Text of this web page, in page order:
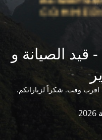
قيد الصيانة و
اقرب وقت. شكراً لزياراتكم.